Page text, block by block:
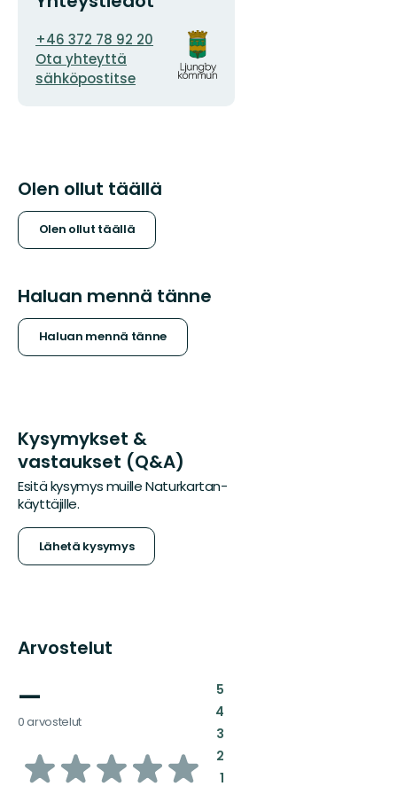
Sähköpostiosoite
+46 372 78 92 20
Ota yhteyttä
sähköpostitse
Organisaation
logotyyppi
Olen ollut täällä
Olen ollut täällä
Haluan mennä tänne
Haluan mennä tänne
Kysymykset &
vastaukset (Q&A)
Esitä kysymys muille Naturkartan-
käyttäjille.
Lähetä kysymys
Arvostelut
—
0 arvostelut
/5
5:
4:
3:
2:
1: